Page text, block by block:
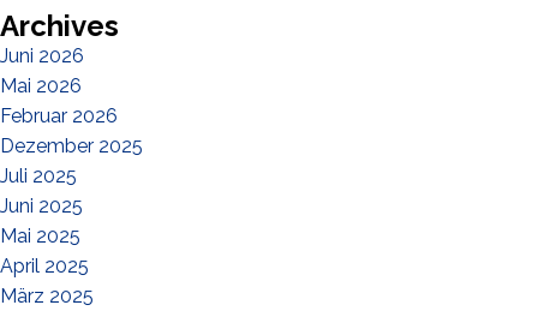
Archives
Juni 2026
Mai 2026
Februar 2026
Dezember 2025
Juli 2025
Juni 2025
Mai 2025
April 2025
März 2025